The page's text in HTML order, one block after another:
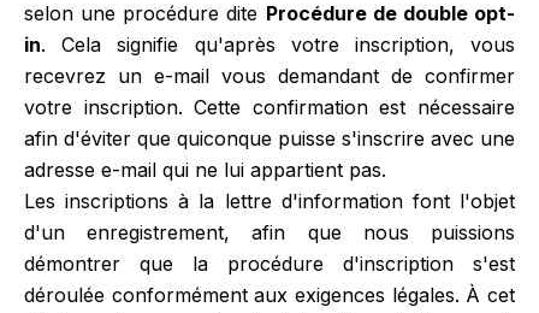
selon une procédure dite Procédure de double opt-
in. Cela signifie qu'après votre inscription, vous
recevrez un e-mail vous demandant de confirmer
votre inscription. Cette confirmation est nécessaire
afin d'éviter que quiconque puisse s'inscrire avec une
adresse e-mail qui ne lui appartient pas.
Les inscriptions à la lettre d'information font l'objet
d'un enregistrement, afin que nous puissions
démontrer que la procédure d'inscription s'est
déroulée conformément aux exigences légales. À cet